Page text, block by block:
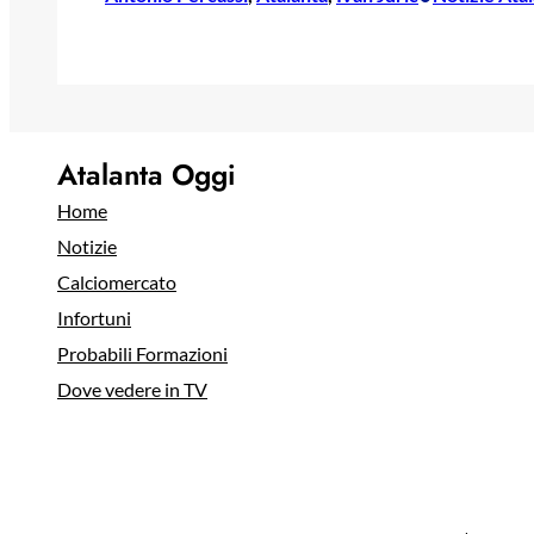
Atalanta Oggi
Home
Notizie
Calciomercato
Infortuni
Probabili Formazioni
Dove vedere in TV